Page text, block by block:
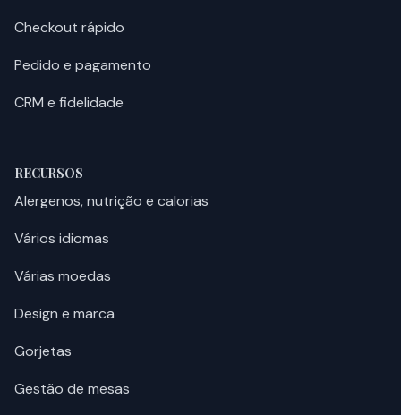
Checkout rápido
Pedido e pagamento
CRM e fidelidade
RECURSOS
Alergenos, nutrição e calorias
Vários idiomas
Várias moedas
Design e marca
Gorjetas
Gestão de mesas